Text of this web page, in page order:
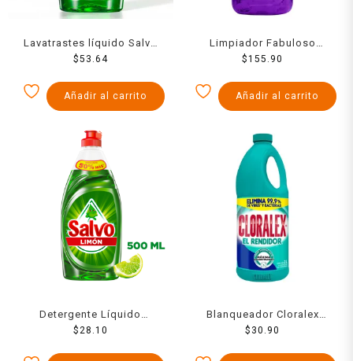
Lavatrastes líquido Salvo
limón 750 ml
$53.64
Añadir al carrito
Limpiador Fabuloso
Lavanda 5000 Ml
$155.90
Añadir al carrito
Detergente Líquido
Lavatrastes Salvo Limón
$28.10
Blanqueador Cloralex
Gigante 2000 Ml
$ 30.90